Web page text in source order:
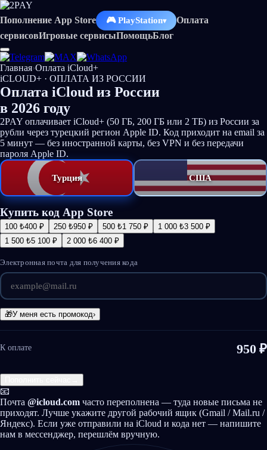
Пополнение App Store 🎮 PlayStation▾
Оплата
сервисовИгровые сервисыПомощьБлог
Главная›Оплата iCloud+
iCLOUD+ · ОПЛАТА ИЗ РОССИИ
Оплата iCloud из России
в 2026 году
2PAY оплачивает iCloud+ (50 ГБ, 200 ГБ или 2 ТБ) из России за
рубли через турецкий регион Apple ID. Код приходит на email за
5 минут — без иностранной карты, без VPN и без передачи
пароля Apple ID.
Турция США
Купить код App Store
100 ₺400 ₽ 250 ₺950 ₽ 500 ₺1 750 ₽ 1 000 ₺3 500 ₽
1 500 ₺5 100 ₽ 2 000 ₺6 400 ₽
Электронная почта для получения кода
🎁У меня есть промокод›
К оплате 950 ₽
📧️
Почта @icloud.com часто переполнена — туда новые письма не
приходят. Лучше укажите другой рабочий ящик (Gmail / Mail.ru /
Яндекс). Если уже отправили на iCloud и кода нет — напишите
нам в мессенджер, перешлём вручную.